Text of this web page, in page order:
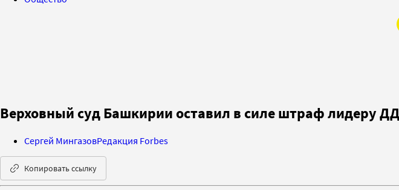
Верховный суд Башкирии оставил в силе штраф лидеру
Сергей МингазовРедакция Forbes
Копировать ссылку